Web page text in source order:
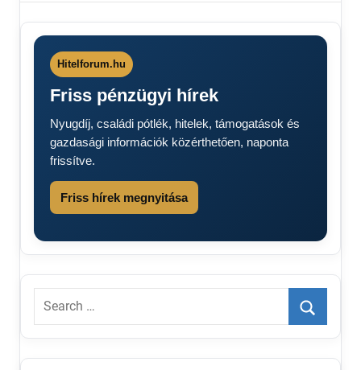
Hitelforum.hu
Friss pénzügyi hírek
Nyugdíj, családi pótlék, hitelek, támogatások és
gazdasági információk közérthetően, naponta
frissítve.
Friss hírek megnyitása
Search
Search